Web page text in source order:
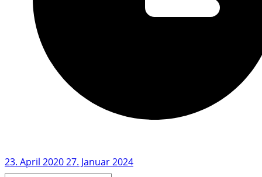
23. April 202027. Januar 2024